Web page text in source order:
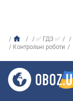
✅ ГДЗ ✅
Контрольні роботи